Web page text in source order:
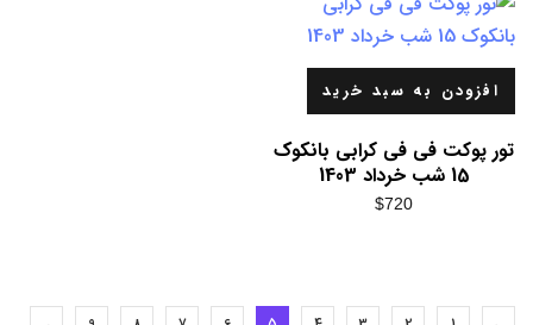
افزودن به سبد خرید
تور پوکت فی فی کرابی بانکوک
15 شب خرداد 1403
$720